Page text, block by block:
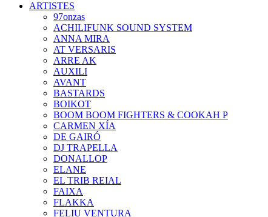
ARTISTES
97onzas
ACHILIFUNK SOUND SYSTEM
ANNA MIRA
AT VERSARIS
ARRE AK
AUXILI
AVANT
BASTARDS
BOIKOT
BOOM BOOM FIGHTERS & COOKAH P
CARMEN XÍA
DE GAIRÓ
DJ TRAPELLA
DONALLOP
ELANE
EL TRIB REIAL
FAIXA
FLAKKA
FELIU VENTURA